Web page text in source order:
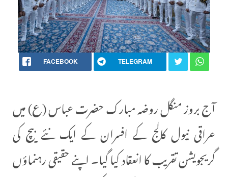
FACEBOOK TELEGRAM
آج بروز منگل روضہ مبارک حضرت عباس (ع) میں
عراقی نیول کالج کے افسران کے ایک نئے بیچ کی
گریجویشن تقریب کا انعقاد کیا گیا۔ اپنے حقیقی رہنماؤں